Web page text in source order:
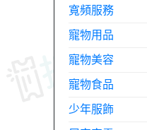
寬頻服務
寵物用品
寵物美容
寵物食品
少年服飾